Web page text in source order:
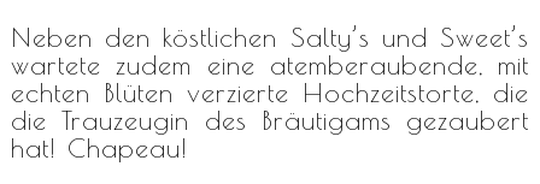
Neben den köstlichen Salty’s und Sweet’s
wartete zudem eine atemberaubende, mit
echten Blüten verzierte Hochzeitstorte, die
die Trauzeugin des Bräutigams gezaubert
hat! Chapeau!